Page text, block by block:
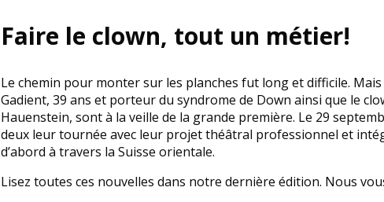
Faire le clown, tout un métier!
Le chemin pour monter sur les planches fut long et difficile.
Gadient, 39 ans et porteur du syndrome de Down ainsi que le
Hauenstein, sont à la veille de la grande première. Le 29
deux leur tournée avec leur projet théâtral professionnel et
d’abord à travers la Suisse orientale.
Lisez toutes ces nouvelles dans notre dernière édition. Nous